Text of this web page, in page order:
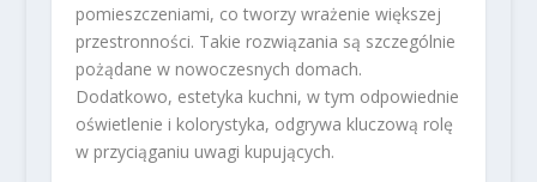
pomieszczeniami, co tworzy wrażenie większej
przestronności. Takie rozwiązania są szczególnie
pożądane w nowoczesnych domach.
Dodatkowo, estetyka kuchni, w tym odpowiednie
oświetlenie i kolorystyka, odgrywa kluczową rolę
w przyciąganiu uwagi kupujących.